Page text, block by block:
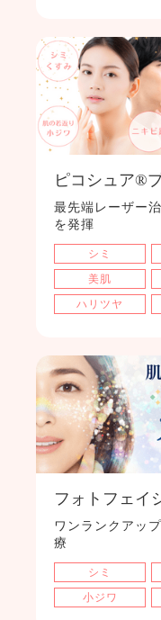
ピコシュア®
最先端レーザー
を発揮
シミ
美肌
ハリツヤ
フォトフェイ
ワンランクアッ
療
シミ
小ジワ